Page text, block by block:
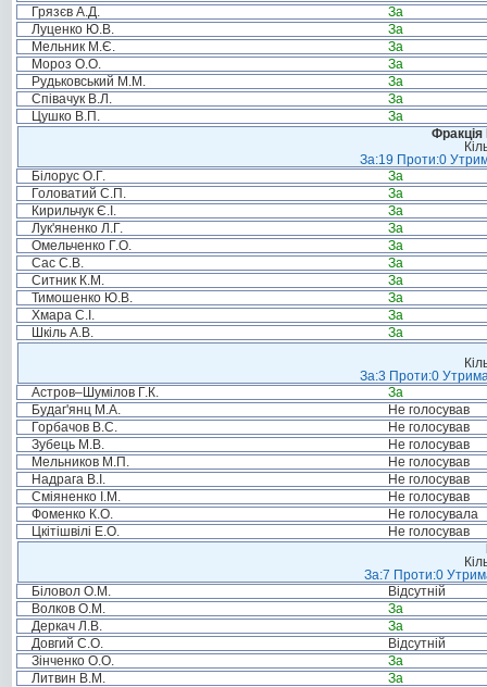
Грязєв А.Д.
За
Луценко Ю.В.
За
Мельник М.Є.
За
Мороз О.О.
За
Рудьковський М.М.
За
Співачук В.Л.
За
Цушко В.П.
За
За:19 Проти:0
Білорус О.Г.
За
Головатий С.П.
За
Кирильчук Є.І.
За
Лук'яненко Л.Г.
За
Омельченко Г.О.
За
Сас С.В.
За
Ситник К.М.
За
Тимошенко Ю.В.
За
Хмара С.І.
За
Шкіль А.В.
За
За:3 Проти:0
Астров–Шумілов Г.К.
За
Будаг'янц М.А.
Не голосував
Горбачов В.С.
Не голосував
Зубець М.В.
Не голосував
Мельников М.П.
Не голосував
Надрага В.І.
Не голосував
Сміяненко І.М.
Не голосував
Фоменко К.О.
Не голосувала
Цкітішвілі Е.О.
Не голосував
За:7 Проти:0
Біловол О.М.
Відсутній
Волков О.М.
За
Деркач Л.В.
За
Довгий С.О.
Відсутній
Зінченко О.О.
За
Литвин В.М.
За